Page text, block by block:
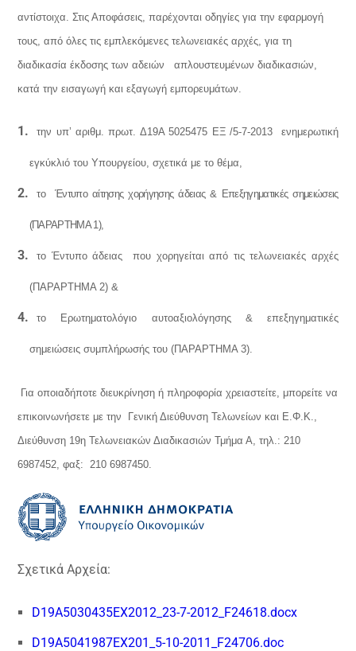
αντίστοιχα.Στις Αποφάσεις, παρέχονται οδηγίες για την εφαρμογή
τους, από όλες τις εμπλεκόμενες τελωνειακές αρχές, για τη
διαδικασία έκδοσης των αδειών απλουστευμένων διαδικασιών,
κατά την εισαγωγή και εξαγωγή εμπορευμάτων.
την υπ’ αριθμ. πρωτ. Δ19Α 5025475 ΕΞ /5-7-2013 ενημερωτική
εγκύκλιό του Υπουργείου, σχετικά με το θέμα,
το Έντυπο αίτησης χορήγησης άδειας & Επεξηγηματικές σημειώσεις
(ΠΑΡΑΡΤΗΜΑ 1),
το Έντυπο άδειας που χορηγείται από τις τελωνειακές αρχές
(ΠΑΡΑΡΤΗΜΑ 2) &
το Ερωτηματολόγιο αυτοαξιολόγησης & επεξηγηματικές
σημειώσεις συμπλήρωσής του (ΠΑΡΑΡΤΗΜΑ 3).
Για οποιαδήποτε διευκρίνηση ή πληροφορία χρειαστείτε, μπορείτε να
επικοινωνήσετε με την
Γενική Διεύθυνση Τελωνείων και Ε.Φ.Κ.,
Διεύθυνση 19η Τελωνειακών Διαδικασιών Τμήμα Α, τηλ.: 210
6987452, φαξ: 210 6987450.
Σχετικά Αρχεία:
D19A5030435EX2012_23-7-2012_F24618.docx
D19A5041987EX201_5-10-2011_F24706.doc